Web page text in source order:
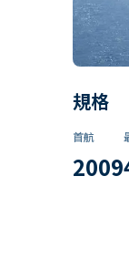
規格
首航
2009